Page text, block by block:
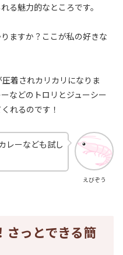
る魅力的なところです。
ますか？ここが私の好きな
着されカリカリになりま
などのトロリとジューシー
れるのです！
えびぞう
レーなども試し
さっとできる簡